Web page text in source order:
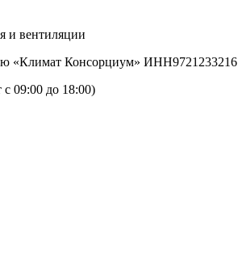
и вентиляции
«Климат Консорциум» ИНН9721233216
09:00 до 18:00)